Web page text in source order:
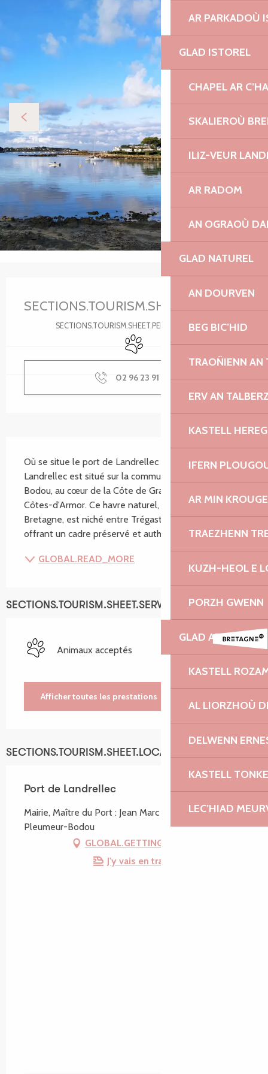
AR PARKADOÙ
GLAD ISTOREL
CHAPEL AR
SKALIEROÙ
ILIZ-VEUR
AR RADOM
AN OGRAOÙ
GLAD NATUREL
AN DOURVEN
BEG BIC’HID
TRAOÑIENN AN
ERV AN
KASTELL HEREG
IFERN
AR MIN
TRAEZHENN
KUZH-HEOL E
PORZH GWENN
GLAD AR VRO
KASTELL
AL LIORZHOÙ
DELWENN
KASTELL
LEC’HIAD
SECTIONS.TOURISM.SHEET.PERIODS.DETAILS
Animaux acceptés
02 96 23 91 ▒▒
Où se situe le port de Landrellec ? Le port de
Landrellec est situé sur la commune de Pleumeur-
Bodou, au cœur de la Côte de Granit Rose, dans les
Côtes-d'Armor. Ce havre naturel, typique de la
Bretagne, est niché entre Trégastel et l'Île-Grande,
offrant un cadre préservé et authentique aux...
GLOBAL.READ_MORE
SECTIONS.TOURISM.SHEET.SERVICES
Animaux acceptés
Afficher toutes les prestations
SECTIONS.TOURISM.SHEET.LOCATION
Port de Landrellec
Mairie, Maître du Port : Jean Marc Le Hir, 22560
Pleumeur-Bodou
GLOBAL.GETTING_THERE
J'y vais en train !